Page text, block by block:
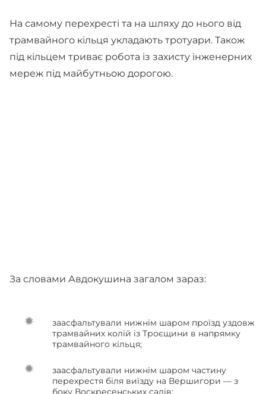
На самому перехресті та на шляху до нього від
трамвайного кільця укладають тротуари. Також
під кільцем триває робота із захисту інженерних
мереж під майбутньою дорогою.
За словами Авдокушина загалом зараз:
заасфальтували нижнім шаром проїзд уздовж
трамвайних колій із Троєщини в напрямку
трамвайного кільця;
заасфальтували нижнім шаром частину
перехрестя біля виїзду на Вершигори — з
боку Воскресенських садів;